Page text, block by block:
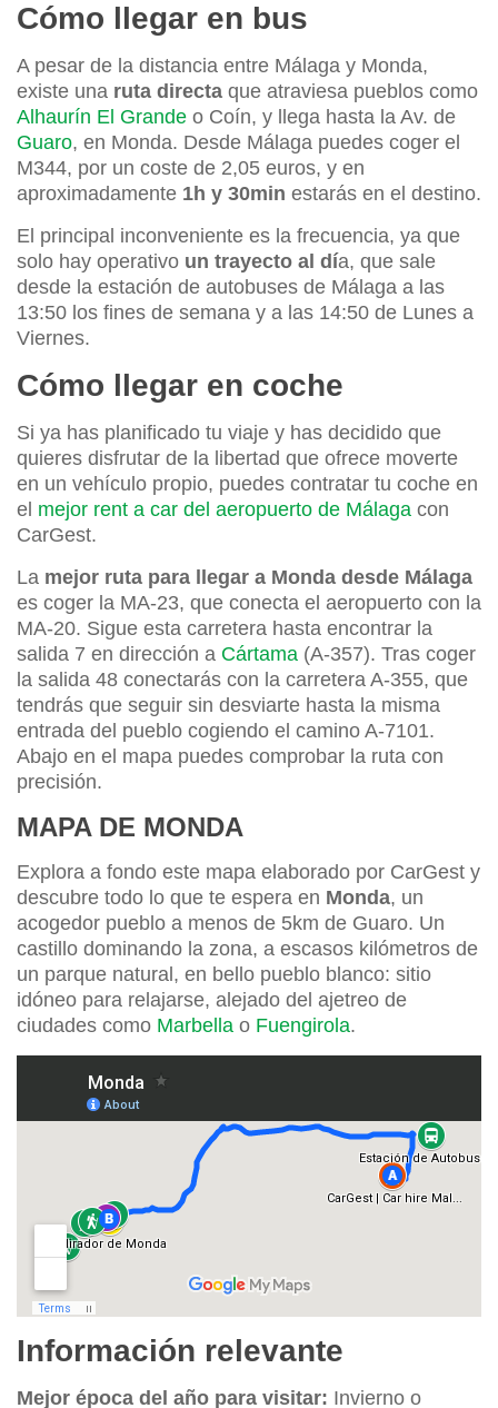
Cómo llegar en bus
A pesar de la distancia entre Málaga y Monda,
existe una ruta directa que atraviesa pueblos como
Alhaurín El Grande o Coín, y llega hasta la Av. de
Guaro, en Monda. Desde Málaga puedes coger el
M344, por un coste de 2,05 euros, y en
aproximadamente 1h y 30min estarás en el destino.
El principal inconveniente es la frecuencia, ya que
solo hay operativo un trayecto al día, que sale
desde la estación de autobuses de Málaga a las
13:50 los fines de semana y a las 14:50 de Lunes a
Viernes.
Cómo llegar en coche
Si ya has planificado tu viaje y has decidido que
quieres disfrutar de la libertad que ofrece moverte
en un vehículo propio, puedes contratar tu coche en
el mejor rent a car del aeropuerto de Málaga con
CarGest.
La mejor ruta para llegar a Monda desde Málaga
es coger la MA-23, que conecta el aeropuerto con la
MA-20. Sigue esta carretera hasta encontrar la
salida 7 en dirección a Cártama (A-357). Tras coger
la salida 48 conectarás con la carretera A-355, que
tendrás que seguir sin desviarte hasta la misma
entrada del pueblo cogiendo el camino A-7101.
Abajo en el mapa puedes comprobar la ruta con
precisión.
MAPA DE MONDA
Explora a fondo este mapa elaborado por CarGest y
descubre todo lo que te espera en Monda, un
acogedor pueblo a menos de 5km de Guaro. Un
castillo dominando la zona, a escasos kilómetros de
un parque natural, en bello pueblo blanco: sitio
idóneo para relajarse, alejado del ajetreo de
ciudades como Marbella o Fuengirola.
Información relevante
Mejor época del año para visitar: Invierno o